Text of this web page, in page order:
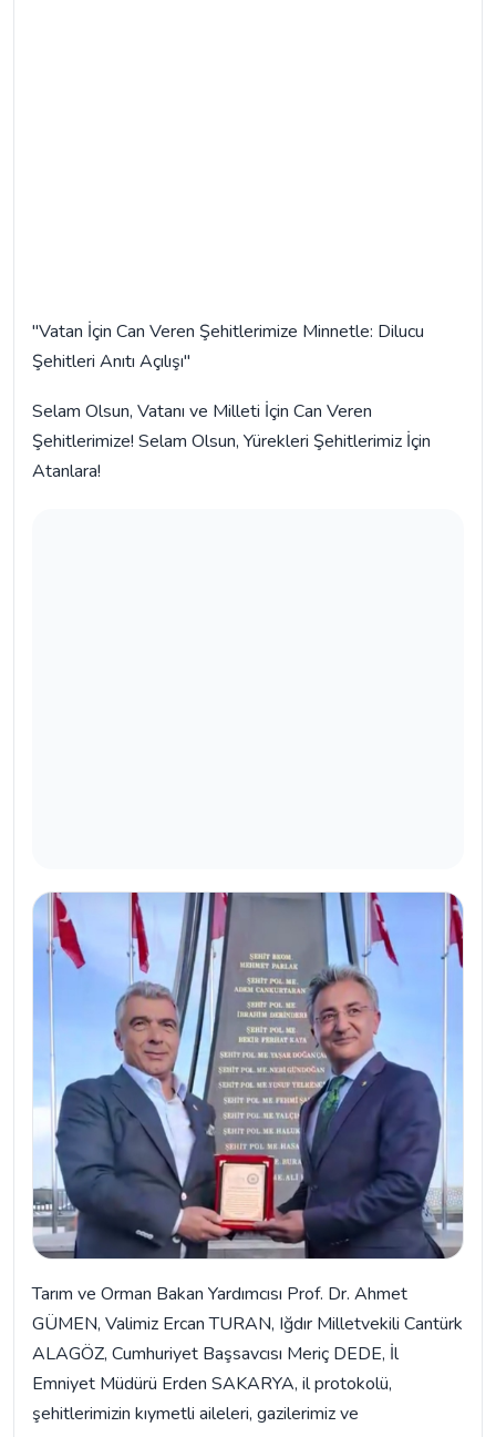
"Vatan İçin Can Veren Şehitlerimize Minnetle: Dilucu
Şehitleri Anıtı Açılışı"
Selam Olsun, Vatanı ve Milleti İçin Can Veren
Şehitlerimize! Selam Olsun, Yürekleri Şehitlerimiz İçin
Atanlara!
Tarım ve Orman Bakan Yardımcısı Prof. Dr. Ahmet
GÜMEN, Valimiz Ercan TURAN, Iğdır Milletvekili Cantürk
ALAGÖZ, Cumhuriyet Başsavcısı Meriç DEDE, İl
Emniyet Müdürü Erden SAKARYA, il protokolü,
şehitlerimizin kıymetli aileleri, gazilerimiz ve